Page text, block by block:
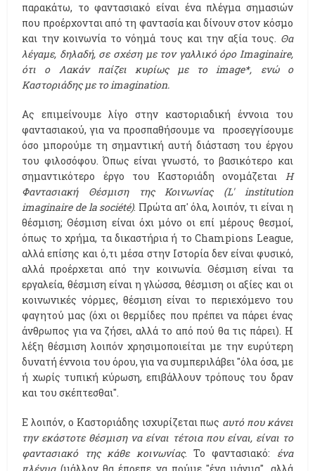
παρακάτω, το φαντασιακό είναι ένα πλέγμα σημασιών
που προέρχονται από τη φαντασία και δίνουν στον κόσμο
και την κοινωνία το νόημά τους και την αξία τους. Θα
λέγαμε, δηλαδή, σε σχέση με τον γαλλικό όρο Imaginaire,
ότι ο Λακάν παίζει κυρίως με το image*, ενώ ο
Καστοριάδης με το imagination.
Ας επιμείνουμε λίγο στην καστοριαδική έννοια του
φαντασιακού, για να προσπαθήσουμε να προσεγγίσουμε
όσο μπορούμε τη σημαντική αυτή διάσταση του έργου
του φιλοσόφου. Όπως είναι γνωστό, το βασικότερο και
σημαντικότερο έργο του Καστοριάδη ονομάζεται Η
Φαντασιακή Θέσμιση της Κοινωνίας (L' institution
imaginaire de la société). Πρώτα απ' όλα, λοιπόν, τι είναι η
θέσμιση; Θέσμιση είναι όχι μόνο οι επί μέρους θεσμοί,
όπως το χρήμα, τα δικαστήρια ή το Champions League,
αλλά επίσης και ό,τι μέσα στην Ιστορία δεν είναι φυσικό,
αλλά προέρχεται από την κοινωνία. Θέσμιση είναι τα
εργαλεία, θέσμιση είναι η γλώσσα, θέσμιση οι αξίες και οι
κοινωνικές νόρμες, θέσμιση είναι το περιεχόμενο του
φαγητού μας (όχι οι θερμίδες που πρέπει να πάρει ένας
άνθρωπος για να ζήσει, αλλά το από πού θα τις πάρει). Η
λέξη θέσμιση λοιπόν χρησιμοποιείται με την ευρύτερη
δυνατή έννοια του όρου, για να συμπεριλάβει "όλα όσα, με
ή χωρίς τυπική κύρωση, επιβάλλουν τρόπους του δραν
και του σκέπτεσθαι".
Ε λοιπόν, ο Καστοριάδης ισχυρίζεται πως αυτό που κάνει
την εκάστοτε θέσμιση να είναι τέτοια που είναι, είναι το
φαντασιακό της κάθε κοινωνίας. Το φαντασιακό: ένα